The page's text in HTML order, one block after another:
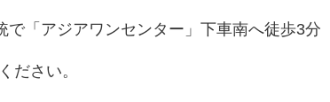
「アジアワンセンター」下車南へ徒歩3分
ださい。